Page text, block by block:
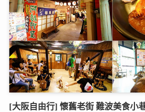
[大阪自由行] 懷舊老街 難波美食小